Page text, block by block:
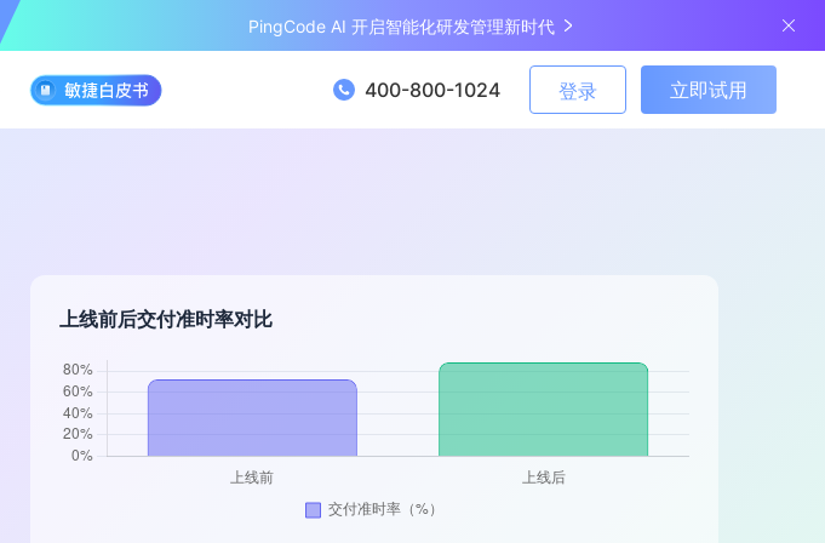
PingCode AI 开启智能化研发管理新时代
400-800-1024 登录 立即试用
上线前后交付准时率对比